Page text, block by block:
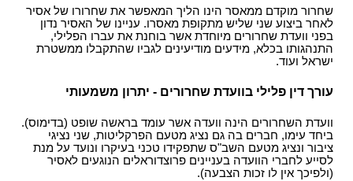
שחרור מוקדם ממאסר הינו הליך המאפשר את שחרורו של אסיר
לאחר ביצוע שני שליש מתקופת מאסרו. עניינו של האסיר נדון
בפני וועדת שחרורים מיוחדת אשר בוחנת את עברו הפלילי,
התנהגותו בכלא, מידעים מודיעינים לגביו שהתקבלו ממשטרת
ישראל ועוד.
עורך דין פלילי בוועדת שחרורים - יתרון משמעותי
וועדת השחרורים הינה וועדה אשר עומד בראשה שופט (בדימוס).
ביחד עימו, חברים בה גם נציג מטעם הפרקליטות, שני נציגי
ציבור ונציג מטעם השב"ס שתפקידו טכני בעיקרו ונועד על מנת
לסייע לחברי הוועדה בעניינים פרוצדוראלים הנוגעים לאסיר
(ולפיכך אין לו זכות הצבעה).